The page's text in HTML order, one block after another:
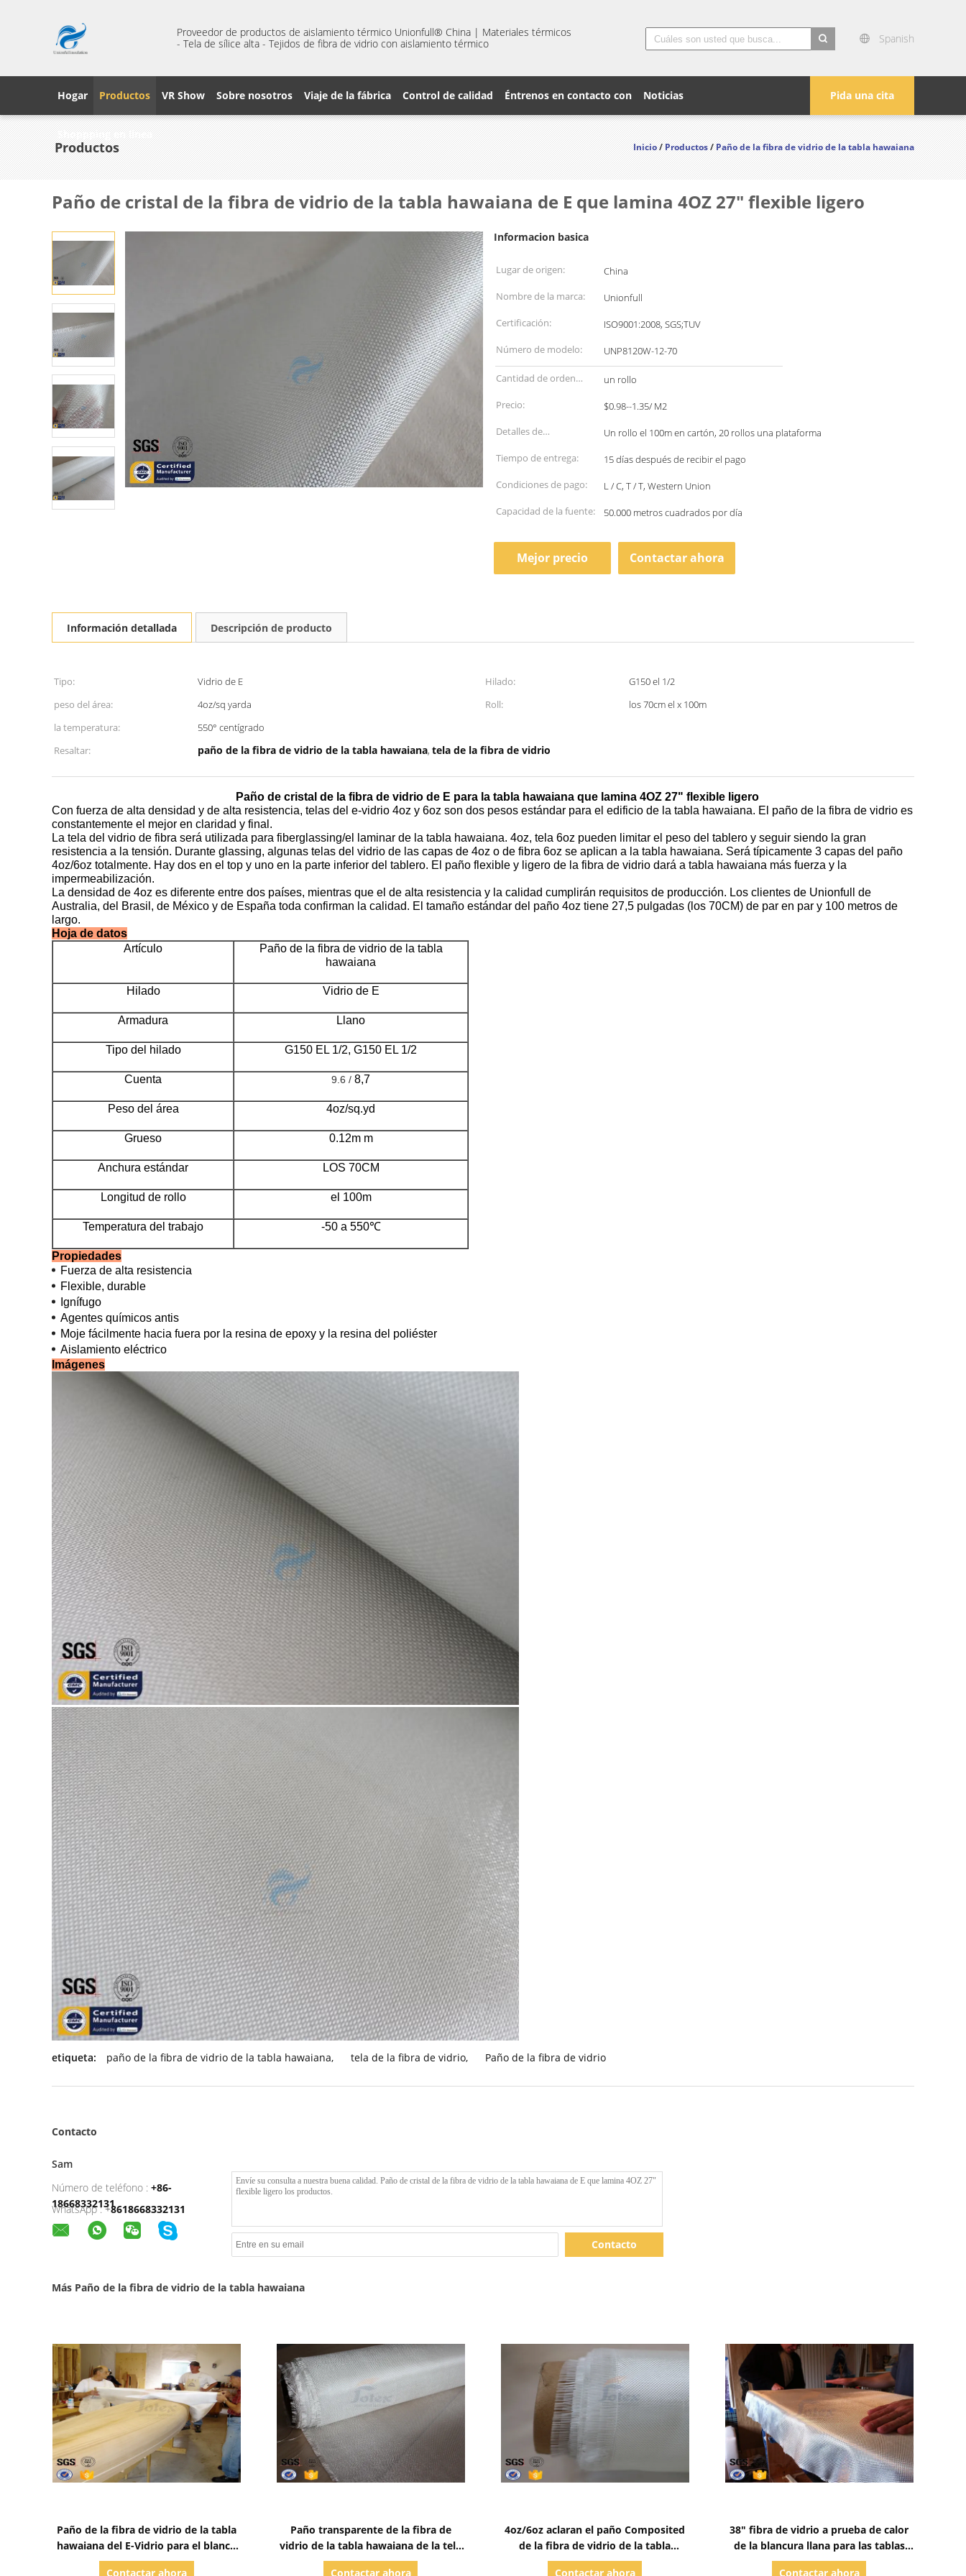
Proveedor de productos de aislamiento térmico Unionfull® China | Materiales térmicos
- Tela de sílice alta - Tejidos de fibra de vidrio con aislamiento térmico
Spanish
Pida una cita
Hogar Productos VR Show Sobre nosotros Viaje de la fábrica Control de calidad Éntrenos en contacto con Noticias
Shoppping en línea
Productos Inicio/Productos/Paño de la fibra de vidrio de la tabla hawaiana
Paño de cristal de la fibra de vidrio de la tabla hawaiana de E que lamina 4OZ 27" flexible ligero
Informacion basica
Lugar de origen:
China
Nombre de la marca:
Unionfull
Certificación:
ISO9001:2008, SGS;TUV
Número de modelo:
UNP8120W-12-70
Cantidad de orden
mínima:
un rollo
Precio:
$0.98--1.35/ M2
Detalles de
empaquetado:
Un rollo el 100m en cartón, 20 rollos una plataforma
Tiempo de entrega:
15 días después de recibir el pago
Condiciones de pago:
L / C, T / T, Western Union
Capacidad de la fuente:
50.000 metros cuadrados por día
Mejor precio Contactar ahora
Información detallada Descripción de producto
Tipo: Vidrio de E Hilado:
G150 el 1/2
peso del área:
4oz/sq yarda Roll:
los 70cm el x 100m
la temperatura:
550° centígrado
Resaltar:
paño de la fibra de vidrio de la tabla hawaiana, tela de la fibra de vidrio
Paño de cristal de la fibra de vidrio de E para la tabla hawaiana que lamina 4OZ 27" flexible ligero
Con fuerza de alta densidad y de alta resistencia, telas del e-vidrio 4oz y 6oz son dos pesos estándar para el edificio de la tabla hawaiana. El paño de la fibra de vidrio es
constantemente el mejor en claridad y final.
La tela del vidrio de fibra será utilizada para fiberglassing/el laminar de la tabla hawaiana. 4oz, tela 6oz pueden limitar el peso del tablero y seguir siendo la gran
resistencia a la tensión. Durante glassing, algunas telas del vidrio de las capas de 4oz o de fibra 6oz se aplican a la tabla hawaiana. Será típicamente 3 capas del paño
4oz/6oz totalmente. Hay dos en el top y uno en la parte inferior del tablero. El paño flexible y ligero de la fibra de vidrio dará a tabla hawaiana más fuerza y la
impermeabilización.
La densidad de 4oz es diferente entre dos países, mientras que el de alta resistencia y la calidad cumplirán requisitos de producción. Los clientes de Unionfull de
Australia, del Brasil, de México y de España toda confirman la calidad. El tamaño estándar del paño 4oz tiene 27,5 pulgadas (los 70CM) de par en par y 100 metros de
largo.
Hoja de datos
Artículo
Paño de la fibra de vidrio de la tabla
hawaiana
Hilado Vidrio de E
Armadura Llano
Tipo del hilado G150 EL 1/2, G150 EL 1/2
Cuenta 9.6 / 8,7
Peso del área 4oz/sq.yd
Grueso 0.12m m
Anchura estándar LOS 70CM
Longitud de rollo el 100m
Temperatura del trabajo -50 a 550℃
Propiedades
Fuerza de alta resistencia
Flexible, durable
Ignífugo
Agentes químicos antis
Moje fácilmente hacia fuera por la resina de epoxy y la resina del poliéster
Aislamiento eléctrico
Imágenes
etiqueta: paño de la fibra de vidrio de la tabla hawaiana, tela de la fibra de vidrio, Paño de la fibra de vidrio
Contacto
Sam
Número de teléfono : +86-
18668332131
WhatsApp :+8618668332131
Contacto
Más Paño de la fibra de vidrio de la tabla hawaiana
Paño de la fibra de vidrio de la tabla
hawaiana del E-Vidrio para el blanco
de epoxy de la tabla hawaiana 4oz
Contactar ahora
Paño transparente de la fibra de
vidrio de la tabla hawaiana de la tela
de la fibra de vidrio a la tabla
Contactar ahora
4oz/6oz aclaran el paño Composited
de la fibra de vidrio de la tabla
hawaiana de la blancura con la resina
Contactar ahora
38" fibra de vidrio a prueba de calor
de la blancura llana para las tablas
hawaianas
Contactar ahora